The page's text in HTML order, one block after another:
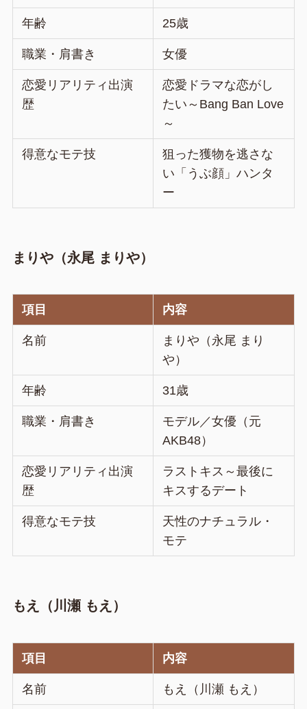
年齢 25歳
職業・肩書き 女優
恋愛リアリティ出演
歴
恋愛ドラマな恋がし
たい～Bang Ban Love
～
得意なモテ技
狙った獲物を逃さな
い「うぶ顔」ハンタ
ー
まりや（永尾 まりや）
項目 内容
名前
まりや（永尾 まり
や）
年齢 31歳
職業・肩書き
モデル／女優（元
AKB48）
恋愛リアリティ出演
歴
ラストキス～最後に
キスするデート
得意なモテ技
天性のナチュラル・
モテ
もえ（川瀬 もえ）
項目 内容
名前 もえ（川瀬 もえ）